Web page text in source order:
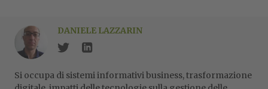
DANIELE LAZZARIN
Si occupa di sistemi informativi business, trasformazione